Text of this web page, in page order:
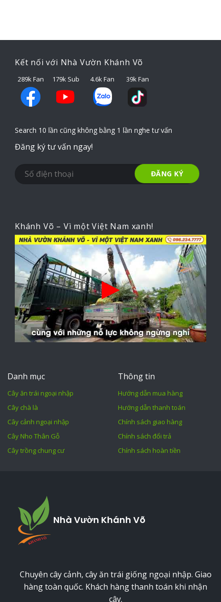
Kết nối với Nhà Vườn Khánh Võ
289k Fan 179k Sub 4.6k Fan 39k Fan
Search 10 lần cũng không bằng 1 lần nghe tư vấn
Đăng ký tư vấn ngay!
Khánh Võ – Vì một Việt Nam xanh!
Danh mục
Cây ăn trái ngoại nhập
Cây chà là
Cây cảnh ngoại nhập
Cây Nho Thân Gỗ
Cây trồng chung cư
Thông tin
Hướng dẫn mua hàng
Hướng dẫn thanh toán
Chính sách giao hàng
Chính sách đổi trả
Chính sách hoàn tiền
Nhà Vườn Khánh Võ
Chuyên cây cảnh, cây ăn trái giống ngoại nhập. Giao
hàng toàn quốc. Khách hàng thanh toán khi nhận
cây.